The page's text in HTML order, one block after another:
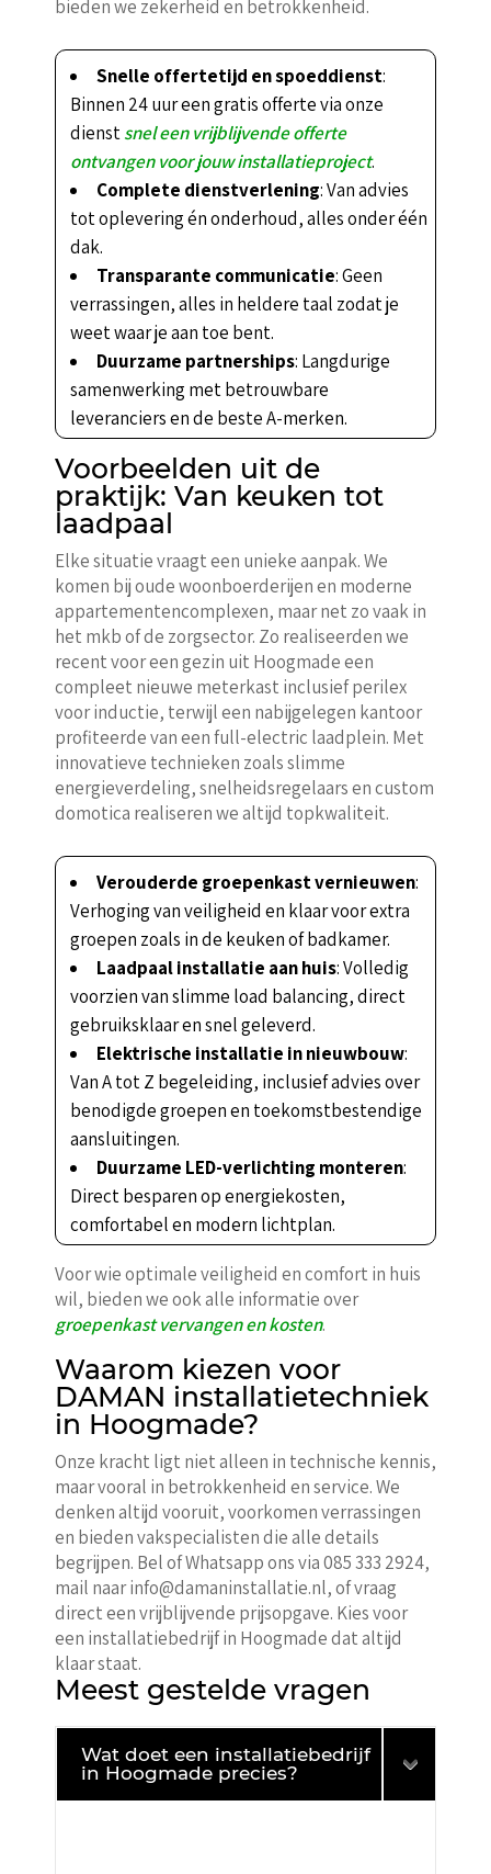
bieden we zekerheid en betrokkenheid.
Snelle offertetijd en spoeddienst:
Binnen 24 uur een gratis offerte via onze
dienstsnel een vrijblijvende offerte
ontvangen voor jouw installatieproject.
Complete dienstverlening: Van advies
tot oplevering én onderhoud, alles onder één
dak.
Transparante communicatie: Geen
verrassingen, alles in heldere taal zodat je
weet waar je aan toe bent.
Duurzame partnerships: Langdurige
samenwerking met betrouwbare
leveranciers en de beste A-merken.
Voorbeelden uit de
praktijk: Van keuken tot
laadpaal
Elke situatie vraagt een unieke aanpak. We
komen bij oude woonboerderijen en moderne
appartementencomplexen, maar net zo vaak in
het mkb of de zorgsector. Zo realiseerden we
recent voor een gezin uit Hoogmade een
compleet nieuwe meterkast inclusief perilex
voor inductie, terwijl een nabijgelegen kantoor
profiteerde van een full-electric laadplein. Met
innovatieve technieken zoals slimme
energieverdeling, snelheidsregelaars en custom
domotica realiseren we altijd topkwaliteit.
Verouderde groepenkast vernieuwen:
Verhoging van veiligheid en klaar voor extra
groepen zoals in de keuken of badkamer.
Laadpaal installatie aan huis: Volledig
voorzien van slimme load balancing, direct
gebruiksklaar en snel geleverd.
Elektrische installatie in nieuwbouw:
Van A tot Z begeleiding, inclusief advies over
benodigde groepen en toekomstbestendige
aansluitingen.
Duurzame LED-verlichting monteren:
Direct besparen op energiekosten,
comfortabel en modern lichtplan.
Voor wie optimale veiligheid en comfort in huis
wil, bieden we ook alle informatie over
groepenkast vervangen en kosten.
Waarom kiezen voor
DAMAN installatietechniek
in Hoogmade?
Onze kracht ligt niet alleen in technische kennis,
maar vooral in betrokkenheid en service. We
denken altijd vooruit, voorkomen verrassingen
en bieden vakspecialisten die alle details
begrijpen. Bel of Whatsapp ons via 085 333 2924,
mail naar info@damaninstallatie.nl, of vraag
direct een vrijblijvende prijsopgave. Kies voor
een installatiebedrijf in Hoogmade dat altijd
klaar staat.
Meest gestelde vragen
Wat doet een installatiebedrijf
in Hoogmade precies?